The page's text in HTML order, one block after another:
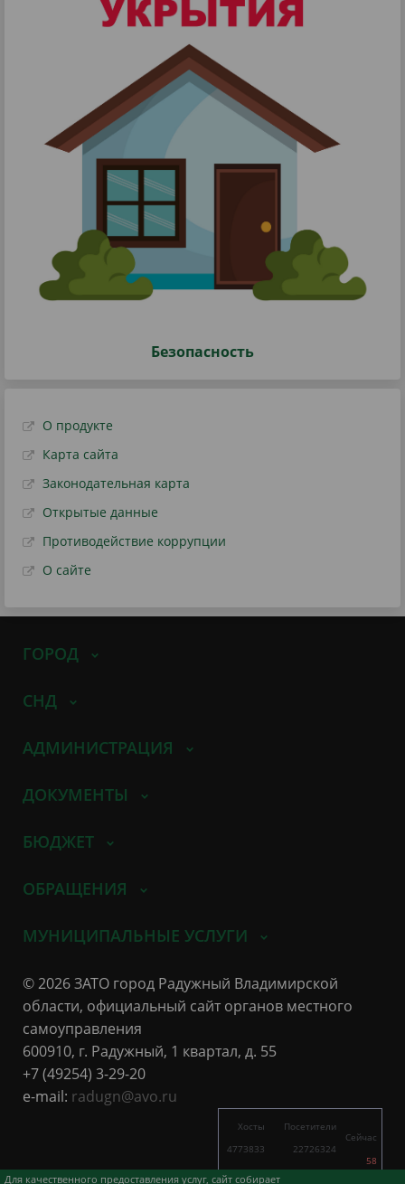
Безопасность
О продукте
Карта сайта
Законодательная карта
Открытые данные
Противодействие коррупции
О сайте
Для качественного предоставления услуг, сайт собирает
ГОРОД
СНД
АДМИНИСТРАЦИЯ
ДОКУМЕНТЫ
БЮДЖЕТ
ОБРАЩЕНИЯ
МУНИЦИПАЛЬНЫЕ УСЛУГИ
© 2026 ЗАТО город Радужный Владимирской
области, официальный сайт органов местного
самоуправления
600910, г. Радужный, 1 квартал, д. 55
+7 (49254) 3-29-20
e-mail: radugn@avo.ru
Хосты
4773833
6108
Посетители
22726324
21924
Сейчас
58